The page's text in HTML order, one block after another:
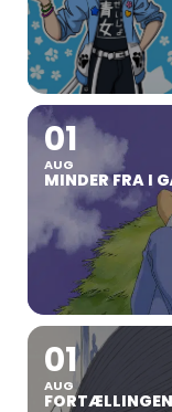
01
AUG
MINDER FRA I
01
AUG